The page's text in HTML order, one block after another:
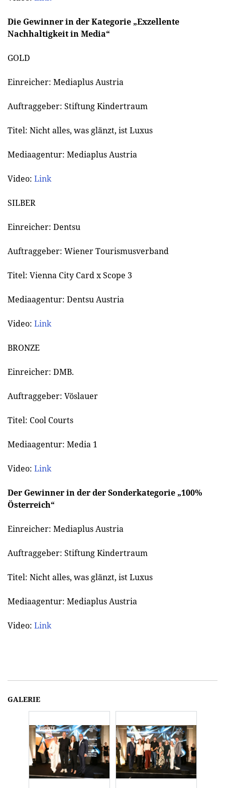
Die Gewinner in der Kategorie „Exzellente
Nachhaltigkeit in Media“
GOLD
Einreicher: Mediaplus Austria
Auftraggeber: Stiftung Kindertraum
Titel: Nicht alles, was glänzt, ist Luxus
Mediaagentur: Mediaplus Austria
Video: Link
SILBER
Einreicher: Dentsu
Auftraggeber: Wiener Tourismusverband
Titel: Vienna City Card x Scope 3
Mediaagentur: Dentsu Austria
Video: Link
BRONZE
Einreicher: DMB.
Auftraggeber: Vöslauer
Titel: Cool Courts
Mediaagentur: Media 1
Video: Link
Der Gewinner in der der Sonderkategorie „100%
Österreich“
Einreicher: Mediaplus Austria
Auftraggeber: Stiftung Kindertraum
Titel: Nicht alles, was glänzt, ist Luxus
Mediaagentur: Mediaplus Austria
Video: Link
GALERIE